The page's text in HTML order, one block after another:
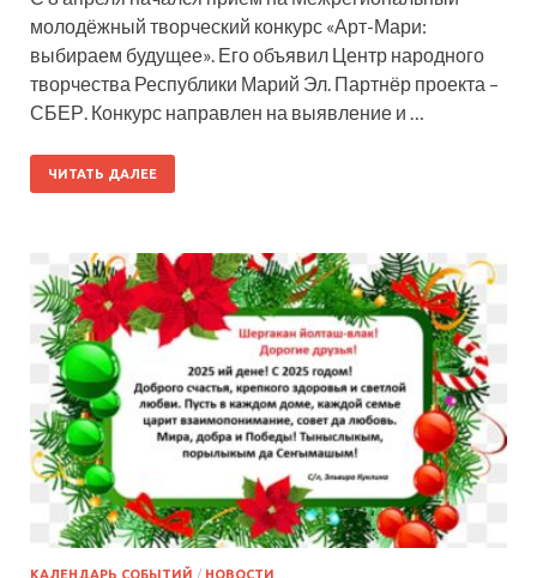
молодёжный творческий конкурс «Арт-Мари:
выбираем будущее». Его объявил Центр народного
творчества Республики Марий Эл. Партнёр проекта –
СБЕР. Конкурс направлен на выявление и …
ЧИТАТЬ ДАЛЕЕ
КАЛЕНДАРЬ СОБЫТИЙ / НОВОСТИ